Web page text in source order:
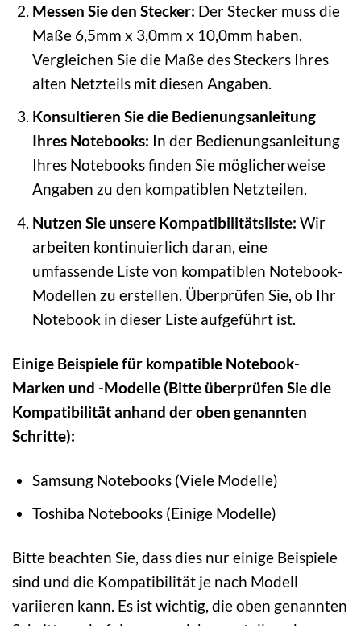
Messen Sie den Stecker: Der Stecker muss die
Maße 6,5mm x 3,0mm x 10,0mm haben.
Vergleichen Sie die Maße des Steckers Ihres
alten Netzteils mit diesen Angaben.
Konsultieren Sie die Bedienungsanleitung
Ihres Notebooks: In der Bedienungsanleitung
Ihres Notebooks finden Sie möglicherweise
Angaben zu den kompatiblen Netzteilen.
Nutzen Sie unsere Kompatibilitätsliste: Wir
arbeiten kontinuierlich daran, eine
umfassende Liste von kompatiblen Notebook-
Modellen zu erstellen. Überprüfen Sie, ob Ihr
Notebook in dieser Liste aufgeführt ist.
Einige Beispiele für kompatible Notebook-
Marken und -Modelle (Bitte überprüfen Sie die
Kompatibilität anhand der oben genannten
Schritte):
Samsung Notebooks (Viele Modelle)
Toshiba Notebooks (Einige Modelle)
Bitte beachten Sie, dass dies nur einige Beispiele
sind und die Kompatibilität je nach Modell
variieren kann. Es ist wichtig, die oben genannten